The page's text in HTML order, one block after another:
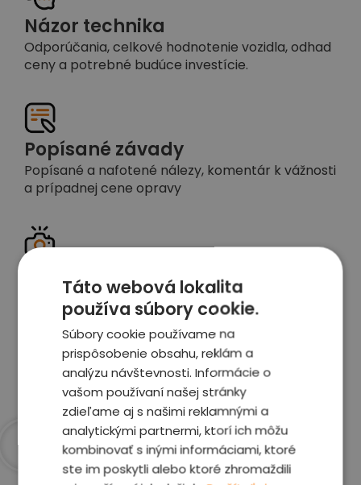
Názor technika
Odporúčania, celkové hodnotenie vozidla, odhad
ceny a potrebné budúce investície.
Popísané závady
Popísané a nafotené nálezy, komentár k vážnosti
a prípadnej cene opravy
Celé auto z exteriéru aj interiéru nafotíme
vrátane závad a poškodení
Zobraziť report
Táto webová lokalita
používa súbory cookie.
Súbory cookie používame na
prispôsobenie obsahu, reklám a
analýzu návštevnosti. Informácie o
vašom používaní našej stránky
zdieľame aj s našimi reklamnými a
analytickými partnermi, ktorí ich môžu
kombinovať s inými informáciami, ktoré
ste im poskytli alebo ktoré zhromaždili